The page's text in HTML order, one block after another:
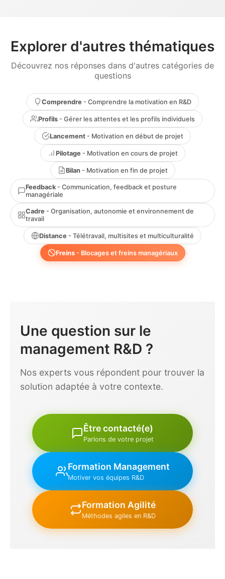
Explorer d'autres thématiques
Découvrez nos réponses dans d'autres catégories de
questions
Comprendre - Comprendre la motivation en R&D
Profils - Gérer les attentes et les profils individuels
Lancement - Motivation en début de projet
Pilotage - Motivation en cours de projet
Bilan- Motivation en fin de projet
Feedback - Communication, feedback et posture
managériale
Cadre - Organisation, autonomie et environnement de
travail
Distance - Télétravail, multisites et multiculturalité
Freins- Blocages et freins managériaux
Une question sur le
management R&D ?
Nos experts vous répondent pour trouver la
solution adaptée à votre contexte.
Être contacté(e)
Parlons de votre projet
Formation Management
Motiver vos équipes R&D
Formation Agilité
Méthodes agiles en R&D